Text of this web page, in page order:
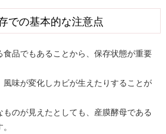
での基本的な注意点
品でもあることから、保存状態が重要
味が変化しカビが生えたりすることが
のが見えたとしても、産膜酵母である